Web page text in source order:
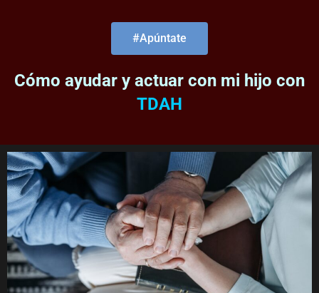
#Apúntate
Cómo ayudar y actuar con mi hijo con
TDAH